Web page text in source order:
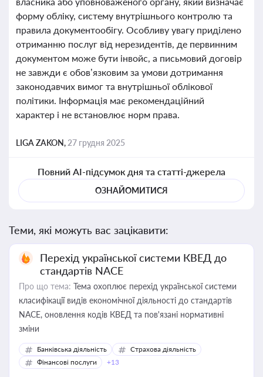
форму обліку, систему внутрішнього контролю та
правила документообігу. Особливу увагу приділено
отриманню послуг від нерезидентів, де первинним
документом може бути інвойс, а письмовий договір
не завжди є обов’язковим за умови дотримання
законодавчих вимог та внутрішньої облікової
політики. Інформація має рекомендаційний
характер і не встановлює норм права.
LIGA ZAKON, 27 грудня 2025
Повний AI-підсумок дня та статті-джерела
ОЗНАЙОМИТИСЯ
Теми, які можуть вас зацікавити:
Перехід української системи КВЕД до
стандартів NACE
Про що тема: Тема охоплює перехід української системи
класифікації видів економічної діяльності до стандартів
NACE, оновлення кодів КВЕД та пов'язані нормативні
зміни
Банківська діяльність
Страхова діяльність
Фінансові послуги
+13